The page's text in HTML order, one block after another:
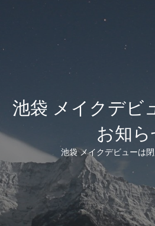
池袋 メイクデビ
お知
池袋 メイクデビューは